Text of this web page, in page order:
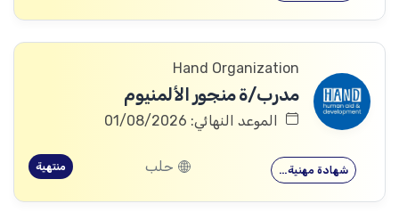
Hand Organization
مدرب/ة منجور الألمنيوم
الموعد النهائي: 01/08/2026
شهادة مهنية… حلب منتهية